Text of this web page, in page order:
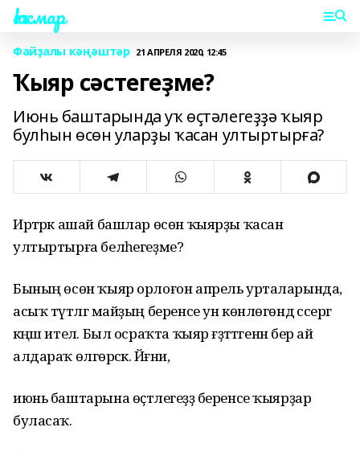
Һаҡмар
Файҙалы кәңәштәр 21 АПРЕЛЯ 2020, 12:45
Ҡыяр сәстегеҙме?
Июнь баштарында уҡ өҫтәлегеҙҙә ҡыяр
булһын өсөн уларҙы ҡасан ултыртырға?
Иртәрәк ашай башлар өсөн ҡыярҙы ҡасан
ултыртырға беләһегеҙме?
Бының өсөн ҡыяр орлоғон апрель урталарында, ә
асыҡ түтәлгә майҙың беренсе ун көнлөгөндә сәсергә
кәңәш ителә. Был осраҡта ҡыяр ғәҙәттәгенән бер ай
алдараҡ өлгөрәсәк. Йәғни,
июнь баштарына өҫтәлегеҙҙә беренсе ҡыярҙар
буласаҡ.